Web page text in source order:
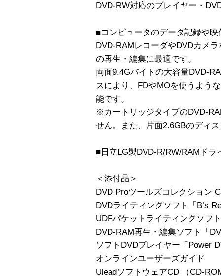
DVD-RW対応のプレイヤー・
■コンピュータのデータ記録や
DVD-RAMレコーダやDVDカメ
の再生・編集に最適です。
両面9.4Gバイトの大容量DVD-
スにより、FDやMOを使うよう
能です。
※カートリッジタイプのDVD-
せん。また、片面2.6GBのディ
■日立LG製DVD-R/RW/RAMドラ
＜添付品＞
DVD Proツールズコレクション
DVDライティングソフト「B’s
UDFパケットライティングソフ
DVD-RAM再生・編集ソフト「
ソフトDVDプレイヤー「Power
オンラインユーザーズガイド
UleadソフトウェアCD （CD-